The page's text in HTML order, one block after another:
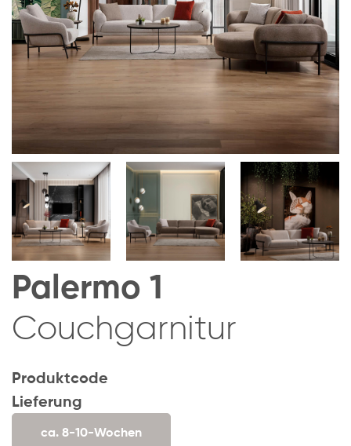
Palermo 1
Couchgarnitur
Produktcode
Lieferung
ca. 8-10-Wochen